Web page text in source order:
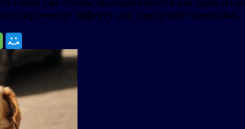
Island уже сейчас воспринимается как один из
эффекту для городской экономики.